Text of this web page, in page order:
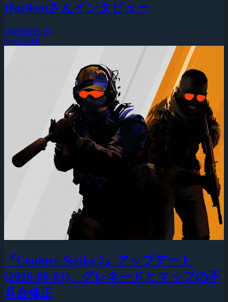
Horikenさんインタビュー
2026年8月5日
StarCraft II
『Counter-Strike 2』アップデート
(2026-08-03)、グレネードとマップの不
具合修正